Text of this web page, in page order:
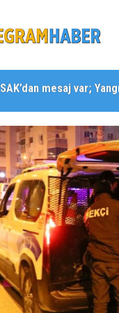
Karabağlar ‘da Gazeteci